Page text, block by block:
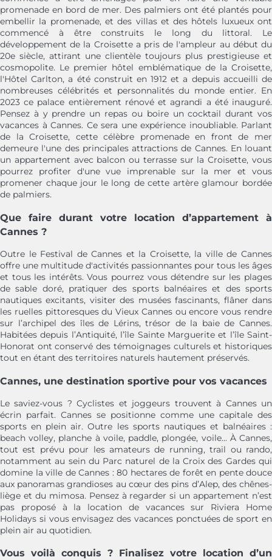
promenade en bord de mer. Des palmiers ont été plantés pour
embellir la promenade, et des villas et des hôtels luxueux ont
commencé à être construits le long du littoral. Le
développement de la Croisette a pris de l'ampleur au début du
20e siècle, attirant une clientèle toujours plus prestigieuse et
cosmopolite. Le premier hôtel emblématique de la Croisette,
l'Hôtel Carlton, a été construit en 1912 et a depuis accueilli de
nombreuses célébrités et personnalités du monde entier. En
2023 ce palace entièrement rénové et agrandi a été inauguré.
Pensez à y prendre un repas ou boire un cocktail durant vos
vacances à Cannes. Ce sera une expérience inoubliable. Parlant
de la Croisette, cette célèbre promenade en front de mer
demeure l'une des principales attractions de Cannes. En louant
un appartement avec balcon ou terrasse sur la Croisette, vous
pourrez profiter d'une vue imprenable sur la mer et vous
promener chaque jour le long de cette artère glamour bordée
de palmiers.
Que faire durant votre location d’appartement à
Cannes ?
Outre le Festival de Cannes et la Croisette, la ville de Cannes
offre une multitude d'activités passionnantes pour tous les âges
et tous les intérêts. Vous pourrez vous détendre sur les plages
de sable doré, pratiquer des sports balnéaires et des sports
nautiques excitants, visiter des musées fascinants, flâner dans
les ruelles pittoresques du Vieux Cannes ou encore vous rendre
sur l’archipel des îles de Lérins, trésor de la baie de Cannes.
Habitées depuis l’Antiquité, l’île Sainte Marguerite et l’île Saint-
Honorat ont conservé des témoignages culturels et historiques
tout en étant des territoires naturels hautement préservés.
Cannes, une destination sportive pour vos vacances
Le saviez-vous ? Cyclistes et joggeurs trouvent à Cannes un
écrin parfait. Cannes se positionne comme une capitale des
sports en plein air. Outre les sports nautiques et balnéaires :
beach volley, planche à voile, paddle, plongée, voile... À Cannes,
tout est prévu pour les amateurs de running, trail ou rando,
notamment au sein du Parc naturel de la Croix des Gardes qui
domine la ville de Cannes : 80 hectares de forêt en pente douce
aux panoramas grandioses au cœur des pins d’Alep, des chênes-
liège et du mimosa. Pensez à regarder si un appartement n’est
pas proposé à la location de vacances sur Riviera Home
Holidays si vous envisagez des vacances ponctuées de sport en
plein air au quotidien.
Vous voilà conquis ? Finalisez votre location d’un